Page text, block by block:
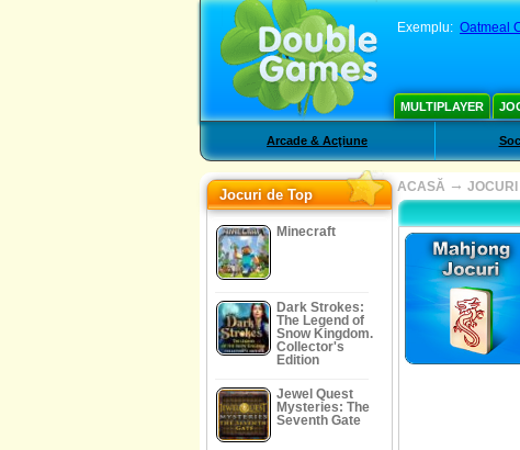
Exemplu: Oatmeal
MULTIPLAYER
Arcade & Acţiune
Jocuri de Top
Minecraft
Dark Strokes:
The Legend of
Snow Kingdom.
Collector's
Edition
Jewel Quest
Mysteries: The
Seventh Gate
ACASĂ →